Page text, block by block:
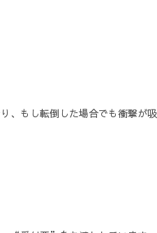
もし転倒した場合でも衝撃が